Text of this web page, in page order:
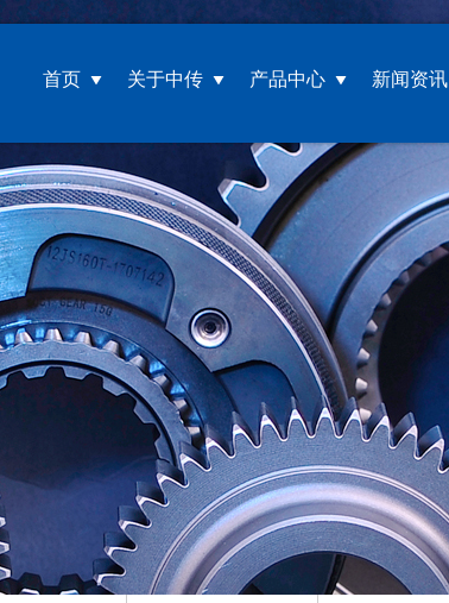
首页 关于中传 产品中心 新闻资讯
企业文化
荣誉资质
视频展示
伊顿
采艾孚
KAMAZ
MAZ
LADA
GAZ
法士特
重汽豪沃
一汽伊顿
其他
公司新闻